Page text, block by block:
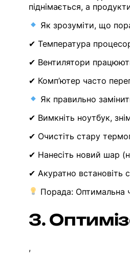
піднімається, а
Як зрозуміти, що
✔ Температура
✔ Вентилятори
✔ Комп’ютер часто
Як правильно
✔ Вимкніть ноутбук,
✔ Очистіть стару
✔ Нанесіть новий шар
✔ Акуратно встановіть
Порада: Оптимальна
3.
,